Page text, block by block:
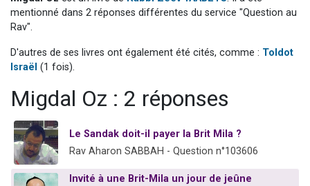
13 personnes viennent de demander une bénédiction
Il reste 49 places pour étudier en groupe sur Zoom
mentionné dans 2 réponses différentes du service "Question au
Rav".
D'autres de ses livres ont également été cités, comme : Toldot
Israël (1 fois).
Migdal Oz : 2 réponses
Le Sandak doit-il payer la Brit Mila ?
Rav Aharon SABBAH - Question n°103606
Invité à une Brit-Mila un jour de jeûne